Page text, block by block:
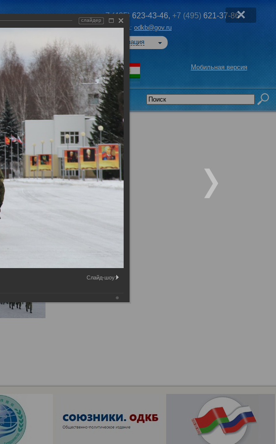
+7 (495) 623-43-46, +7 (495) 621-37-86
Эл. почта: odkb@gov.ru
Авторизация
Мобильная версия
председательства
слайдер
Слайд-шоу: